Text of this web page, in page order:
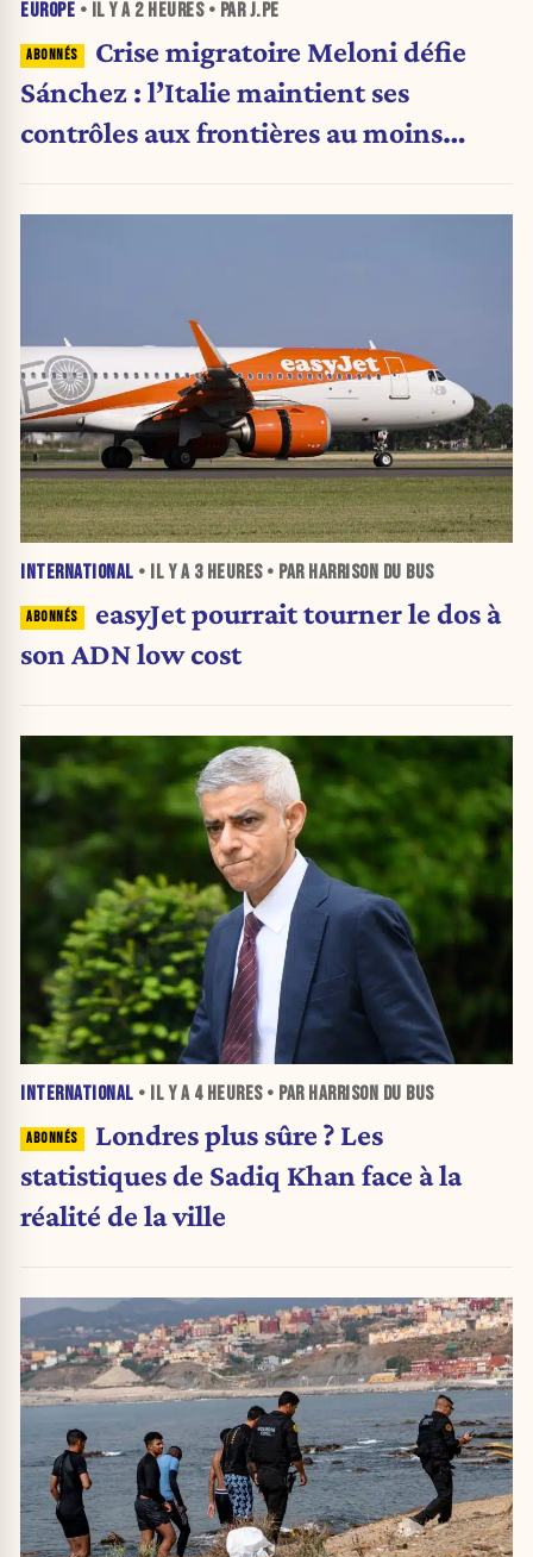
EUROPE • IL Y A 2 HEURES• PAR J.PE
Crise migratoire Meloni défie
Sánchez : l’Italie maintient ses
contrôles aux frontières au moins
INTERNATIONAL • IL Y A 3 HEURES• PAR HARRISON DU BUS
easyJet pourrait tourner le dos à
son ADN low cost
INTERNATIONAL • IL Y A 4 HEURES• PAR HARRISON DU BUS
Londres plus sûre ? Les
statistiques de Sadiq Khan face à la
réalité de la ville